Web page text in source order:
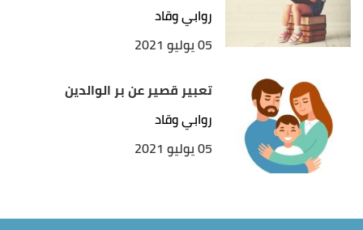
روابي وقاد
05 يوليو 2021
تعبير قصير عن بر الوالدين
روابي وقاد
05 يوليو 2021